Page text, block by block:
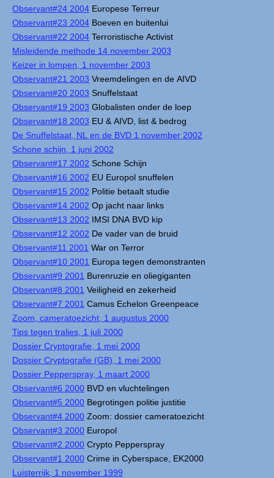
Observant#24 2004 Europese Terreur
Observant#23 2004 Boeven en buitenlui
Observant#22 2004 Terroristische Activist
Misleidende methode 14 november 2003
Keizer in lompen, 1 november 2003
Observant#21 2003 Vreemdelingen en de AIVD
Observant#20 2003 Snuffelstaat
Observant#19 2003 Globalisten onder de loep
Observant#18 2003 EU & AIVD, list & bedrog
De Snuffelstaat, NL en de BVD 1 november 2002
Schone schijn, 1 juni 2002
Observant#17 2002 Schone Schijn
Observant#16 2002 EU Europol snuffelen
Observant#15 2002 Politie betaalt studie
Observant#14 2002 Op jacht naar links
Observant#13 2002 IMSI DNA BVD kip
Observant#12 2002 De vader van de bruid
Observant#11 2001 War on Terror
Observant#10 2001 Europa tegen demonstranten
Observant#9 2001 Burenruzie en oliegiganten
Observant#8 2001 Veiligheid en zekerheid
Observant#7 2001 Camus Echelon Greenpeace
Zoom, cameratoezicht, 1 augustus 2000
Tips tegen tralies, 1 juli 2000
Dossier Cryptografie, 1 mei 2000
Dossier Cryptografie (GB), 1 mei 2000
Dossier Pepperspray, 1 maart 2000
Observant#6 2000 BVD en vluchtelingen
Observant#5 2000 Begrotingen politie justitie
Observant#4 2000 Zoom: dossier cameratoezicht
Observant#3 2000 Europol
Observant#2 2000 Crypto Pepperspray
Observant#1 2000 Crime in Cyberspace, EK2000
Luisterrijk, 1 november 1999